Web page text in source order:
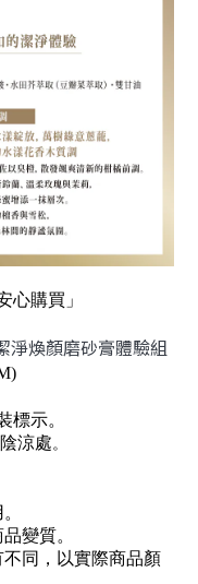
心購買」
淨煥顏磨砂膏體驗組
)
標示。
涼處。
變質。
不同，以實際商品顏